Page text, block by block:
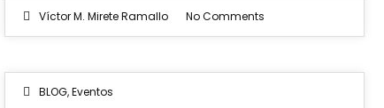
Víctor M. Mirete Ramallo No Comments
BLOG,Eventos